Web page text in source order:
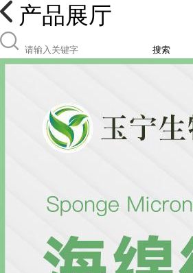
产品展厅
搜索